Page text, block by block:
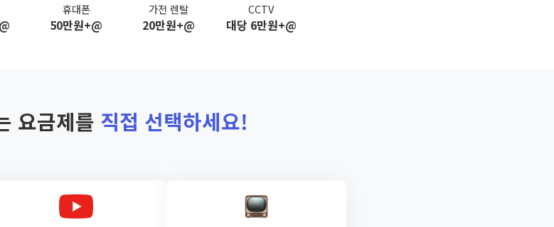
휴대폰
50만원+@
가전 렌탈
20만원+@
CCTV
대당 6만원+@
요금제를 직접 선택하세요!